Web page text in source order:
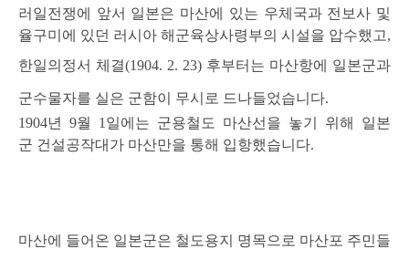
러일전쟁에 앞서 일본은 마산에 있는 우체국과 전보사 및
율구미에 있던 러시아 해군육상사령부의 시설을 압수했고,
한일의정서 체결(1904. 2. 23) 후부터는 마산항에 일본군과
군수물자를 실은 군함이 무시 로 드나들었습니다.
1904년 9월 1일에는 군용철도 마산선을 놓기 위해 일본
군 건설공작대가 마산만을 통해 입항했습니다.
마산에 들어온 일본군은 철도용지 명목으로 마산포 주민들